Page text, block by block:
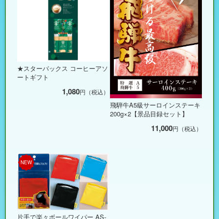
★スターバックス コーヒーアソ
ートギフト
1,080円（税込）
飛騨牛A5級サーロインステーキ
200g×2【景品目録セット】
11,000円（税込）
NEW
片手で楽々ボールワイパー AS-